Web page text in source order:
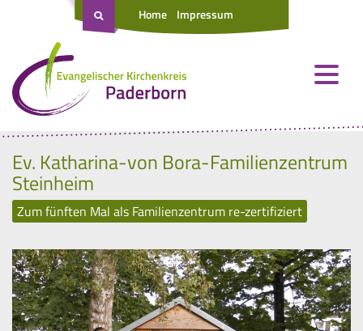
Home Impressum
Ev. Katharina-von Bora-Familienzentrum
Steinheim
Zum fünften Mal als Familienzentrum re-zertifiziert